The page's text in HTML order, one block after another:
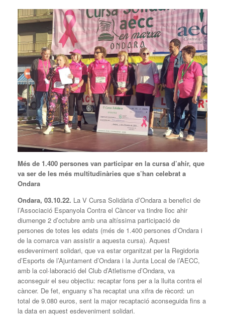
Més de 1.400 persones van participar en la cursa d’ahir, que
va ser de les més multitudinàries que s’han celebrat a
Ondara
Ondara, 03.10.22. La V Cursa Solidària d’Ondara a benefici de
l’Associació Espanyola Contra el Càncer va tindre lloc ahir
diumenge 2 d’octubre amb una altíssima participació de
persones de totes les edats (més de 1.400 persones d’Ondara i
de la comarca van assistir a aquesta cursa). Aquest
esdeveniment solidari, que va estar organitzat per la Regidoria
d’Esports de l’Ajuntament d’Ondara i la Junta Local de l’AECC,
amb la col·laboració del Club d’Atletisme d’Ondara, va
aconseguir el seu objectiu: recaptar fons per a la lluita contra el
càncer. De fet, enguany s’ha recaptat una xifra de rècord: un
total de 9.080 euros, sent la major recaptació aconseguida fins a
la data en aquest esdeveniment solidari.